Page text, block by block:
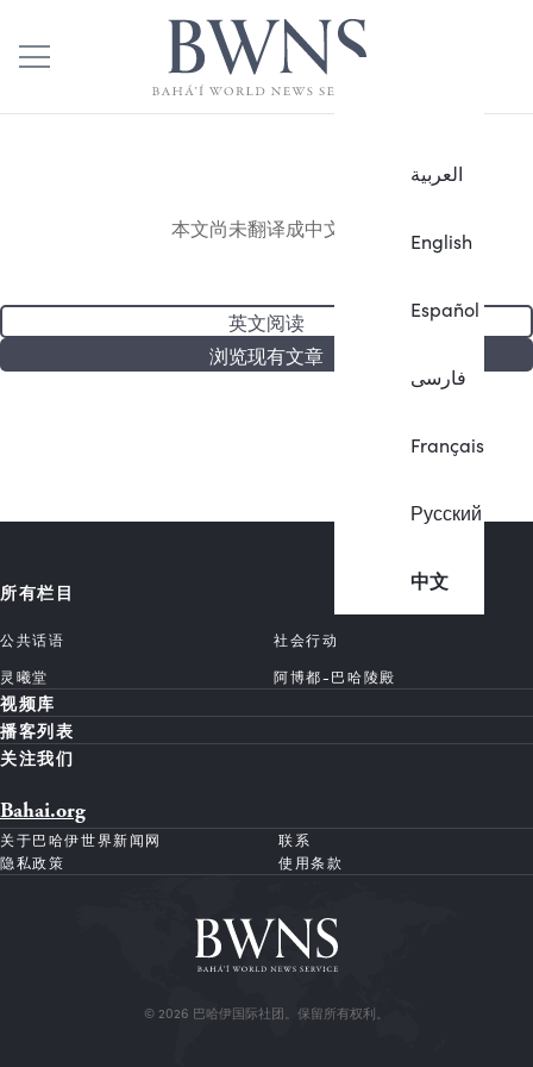
العربية
English
Español
فارسی
Français
Русский
中文
本文尚未翻译成中文。
英文阅读
浏览现有文章
所有栏目
公共话语
社会行动
灵曦堂
阿博都-巴哈陵殿
视频库
播客列表
关注我们
Bahai.org
关于巴哈伊世界新闻网
联系
隐私政策
使用条款
© 2026 巴哈伊国际社团。保留所有权利。